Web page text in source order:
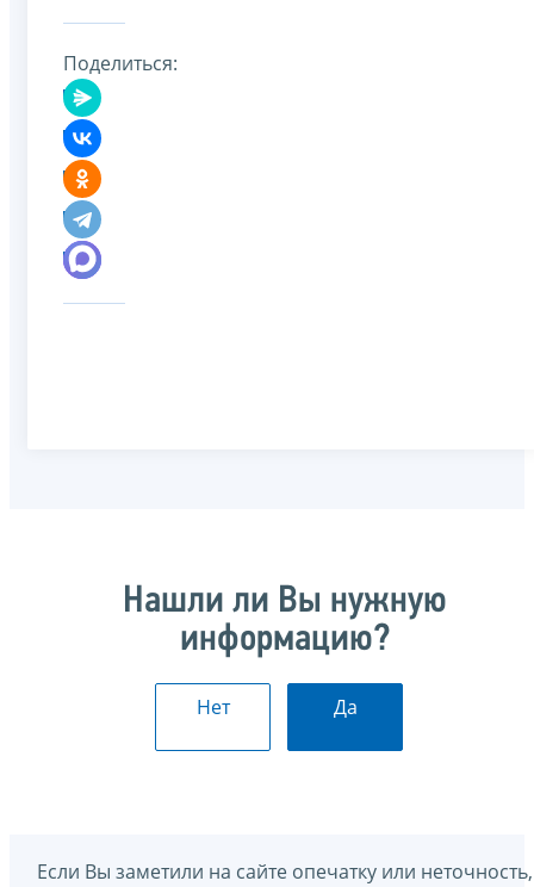
Поделиться:
Нашли ли Вы нужную
информацию?
Нет Да
Если Вы заметили на сайте опечатку или неточность,